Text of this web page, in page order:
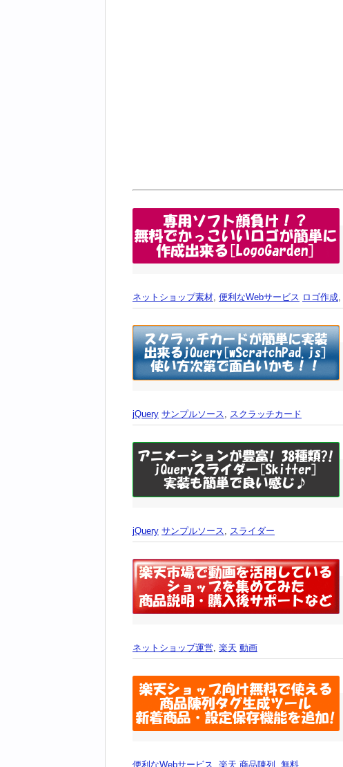
ネットショップ素材, 便利なWebサービス ロゴ作成,
jQuery サンプルソース, スクラッチカード
jQuery サンプルソース, スライダー
ネットショップ運営, 楽天 動画
便利なWebサービス 楽天 商品陳列 無料